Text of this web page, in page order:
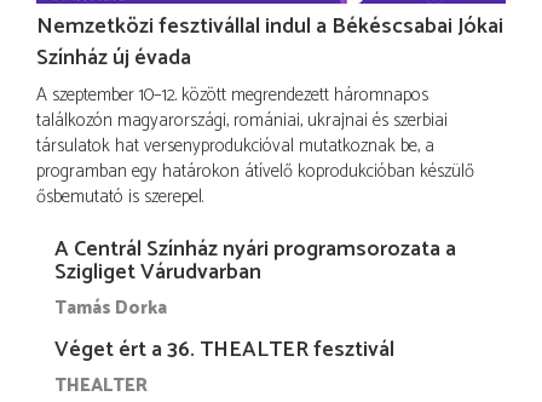
Nemzetközi fesztivállal indul a Békéscsabai Jókai
Színház új évada
A szeptember 10–12. között megrendezett háromnapos
találkozón magyarországi, romániai, ukrajnai és szerbiai
társulatok hat versenyprodukcióval mutatkoznak be, a
programban egy határokon átívelő koprodukcióban készülő
ősbemutató is szerepel.
A Centrál Színház nyári programsorozata a
Szigliget Várudvarban
Tamás Dorka
Véget ért a 36. THEALTER fesztivál
THEALTER